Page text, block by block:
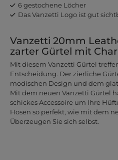
6 gestochene Löcher
Das Vanzetti Logo ist gut
Vanzetti 20mm
zarter Gürtel mit
Mit diesem Vanzetti Gürtel
Entscheidung. Der zierliche
modischen Design und dem
Mit dem neuen Vanzetti Gürtel
schickes Accessoire um Ihre
Hosen so perfekt, wie mit dem
Überzeugen Sie sich selbst.